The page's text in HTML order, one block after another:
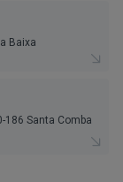
Baixa
186 Santa Comba